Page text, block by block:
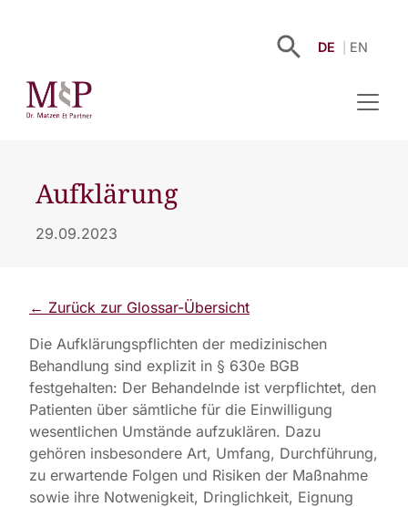
DE EN
Aufklärung
29.09.2023
← Zurück zur Glossar-Übersicht
Die Aufklärungspflichten der medizinischen
Behandlung sind explizit in § 630e BGB
festgehalten: Der Behandelnde ist verpflichtet, den
Patienten über sämtliche für die Einwilligung
wesentlichen Umstände aufzuklären. Dazu
gehören insbesondere Art, Umfang, Durchführung,
zu erwartende Folgen und Risiken der Maßnahme
sowie ihre Notwenigkeit, Dringlichkeit, Eignung